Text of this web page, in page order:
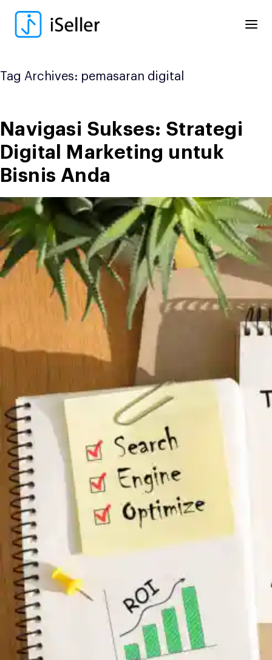
content
Tag Archives: pemasaran digital
Navigasi Sukses: Strategi
Digital Marketing untuk
Bisnis Anda